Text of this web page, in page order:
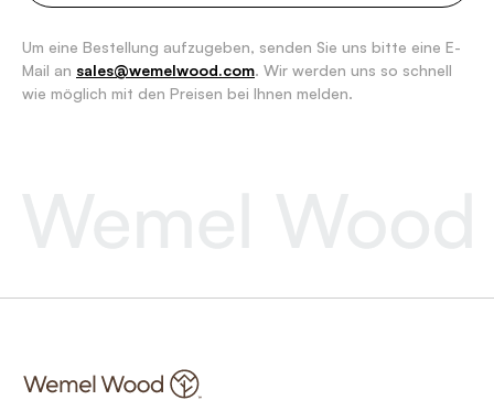
Um eine Bestellung aufzugeben, senden Sie uns bitte eine E-
Mail an sales@wemelwood.com. Wir werden uns so schnell
wie möglich mit den Preisen bei Ihnen melden.